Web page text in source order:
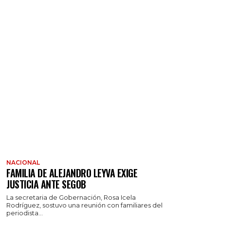
NACIONAL
FAMILIA DE ALEJANDRO LEYVA EXIGE
JUSTICIA ANTE SEGOB
La secretaria de Gobernación, Rosa Icela
Rodríguez, sostuvo una reunión con familiares del
periodista...